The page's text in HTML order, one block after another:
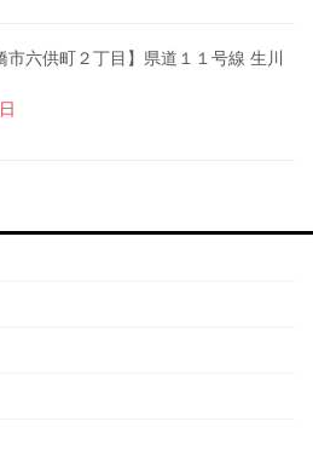
市六供町２丁目】県道１１号線 生川